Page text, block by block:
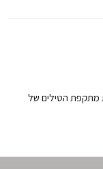
מתקפת הטילים של